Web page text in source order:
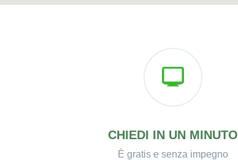
CHIEDI IN UN MINUTO
È gratis e senza impegno